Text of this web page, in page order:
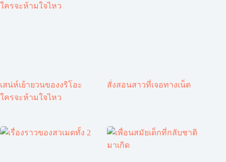
เสน่ห์เย้ายวนของงริโอะ
ใครจะห้ามใจไหว
สั่งสอนสาวที่เจอทางเน็ต